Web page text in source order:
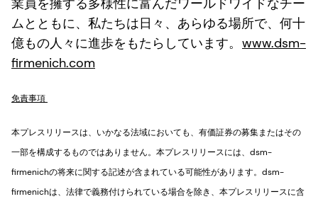
業員を擁する多様性に富んだワールドワイドなチー
ムとともに、私たちは日々、あらゆる場所で、何十
億もの人々に進歩をもたらしています。 www.dsm-
firmenich.com
免責事項
本プレスリリースは、いかなる法域においても、有価証券の募集またはその
一部を構成するものではありません。本プレスリリースには、dsm-
firmenichの将来に関する記述が含まれている可能性があります。dsm-
firmenichは、法律で義務付けられている場合を除き、本プレスリリースに含